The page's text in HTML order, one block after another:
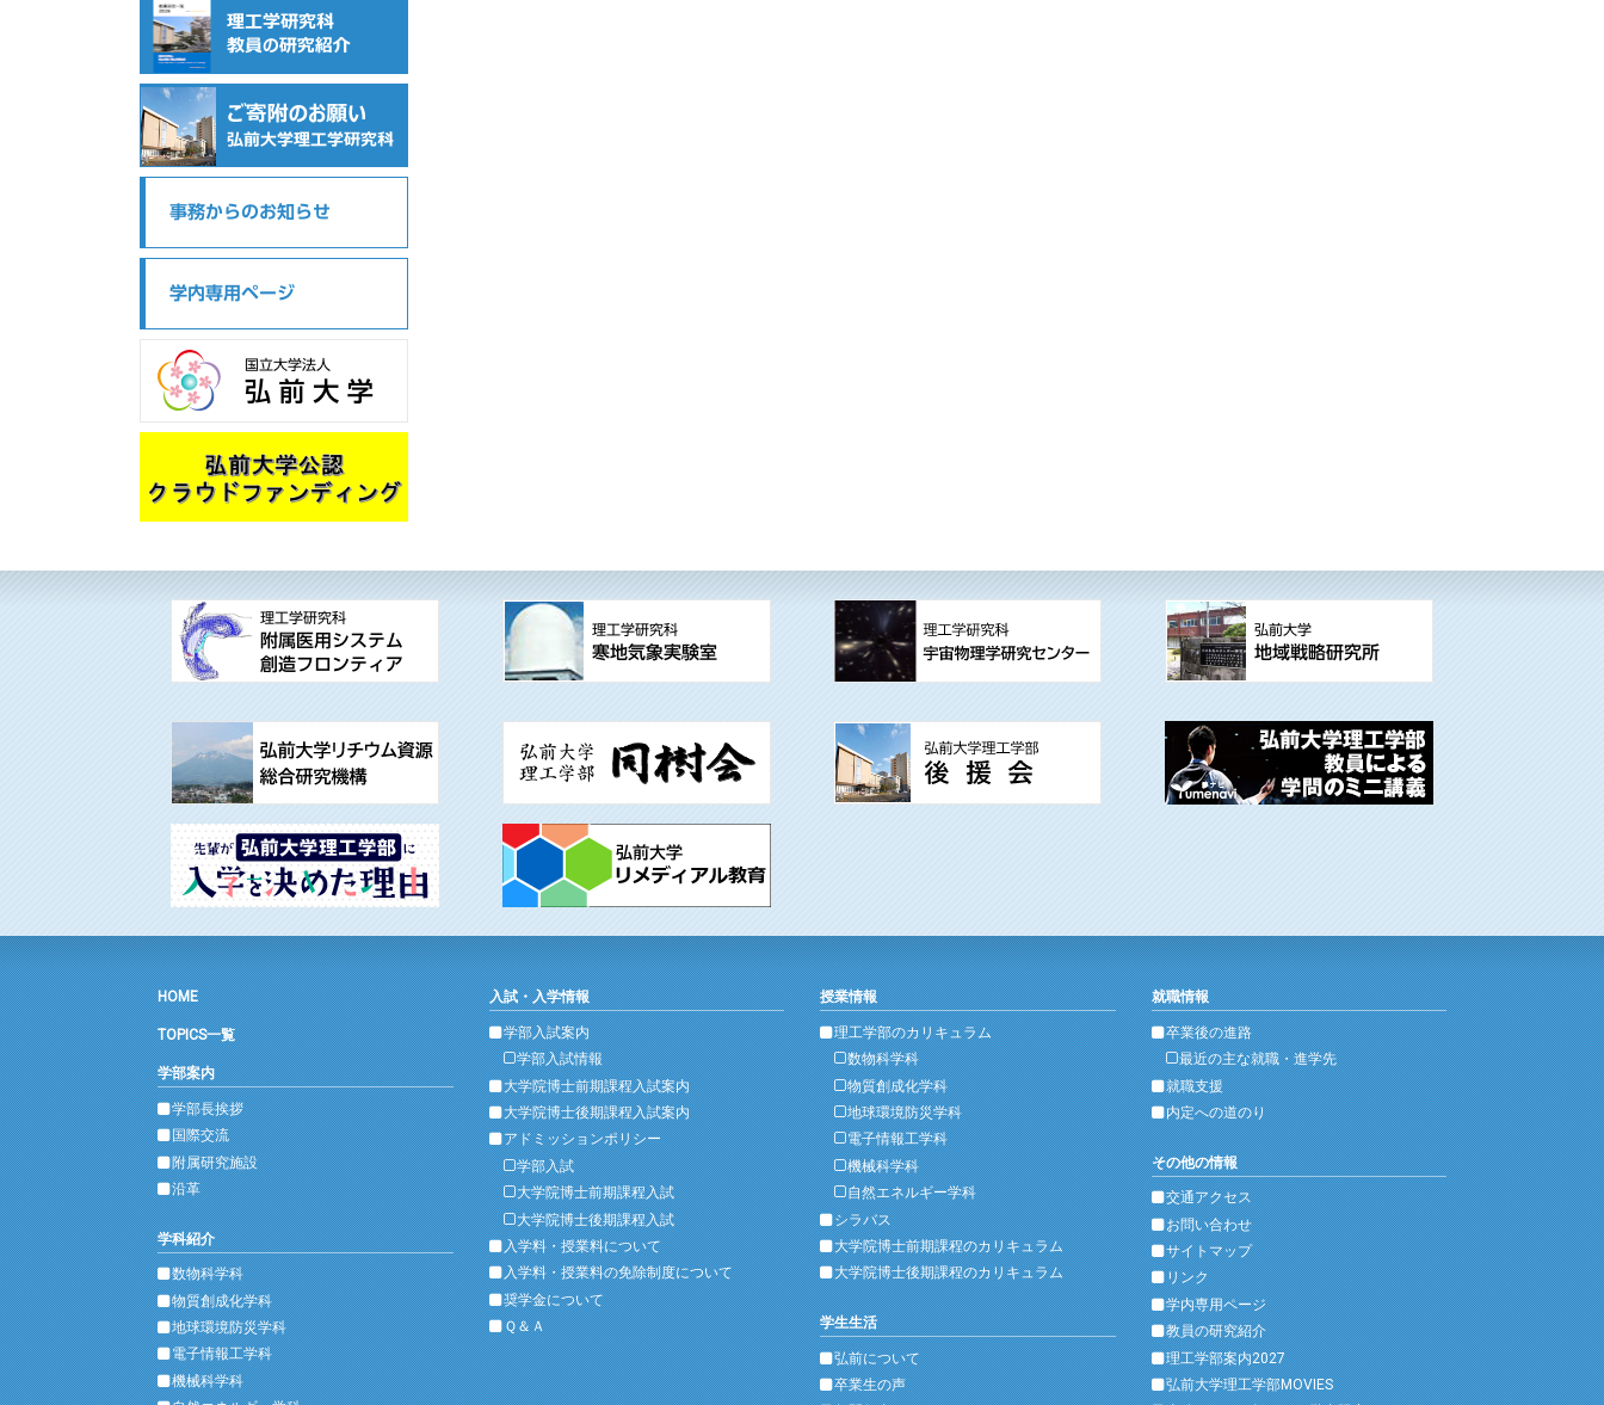
HOME
TOPICS一覧
学部案内
学部長挨拶
国際交流
附属研究施設
沿革
学科紹介
数物科学科
物質創成化学科
地球環境防災学科
電子情報工学科
機械科学科
入試・入学情報
学部入試案内
学部入試情報
大学院博士前期課程入試案内
大学院博士後期課程入試案内
アドミッションポリシー
学部入試
大学院博士前期課程入試
大学院博士後期課程入試
入学料・授業料について
入学料・授業料の免除制度について
奨学金について
Ｑ＆Ａ
授業情報
理工学部のカリキュラム
数物科学科
物質創成化学科
地球環境防災学科
電子情報工学科
機械科学科
自然エネルギー学科
シラバス
大学院博士前期課程のカリキュラム
大学院博士後期課程のカリキュラム
学生生活
弘前について
卒業生の声
就職情報
卒業後の進路
最近の主な就職・進学先
就職支援
内定への道のり
その他の情報
交通アクセス
お問い合わせ
サイトマップ
リンク
学内専用ページ
教員の研究紹介
理工学部案内2027
弘前大学理工学部MOVIES